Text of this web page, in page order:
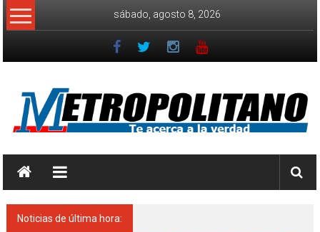
Saltar
al
sábado, agosto 8, 2026
Diario
Metropolitano
Te
Acerca
Noticias de última hora: